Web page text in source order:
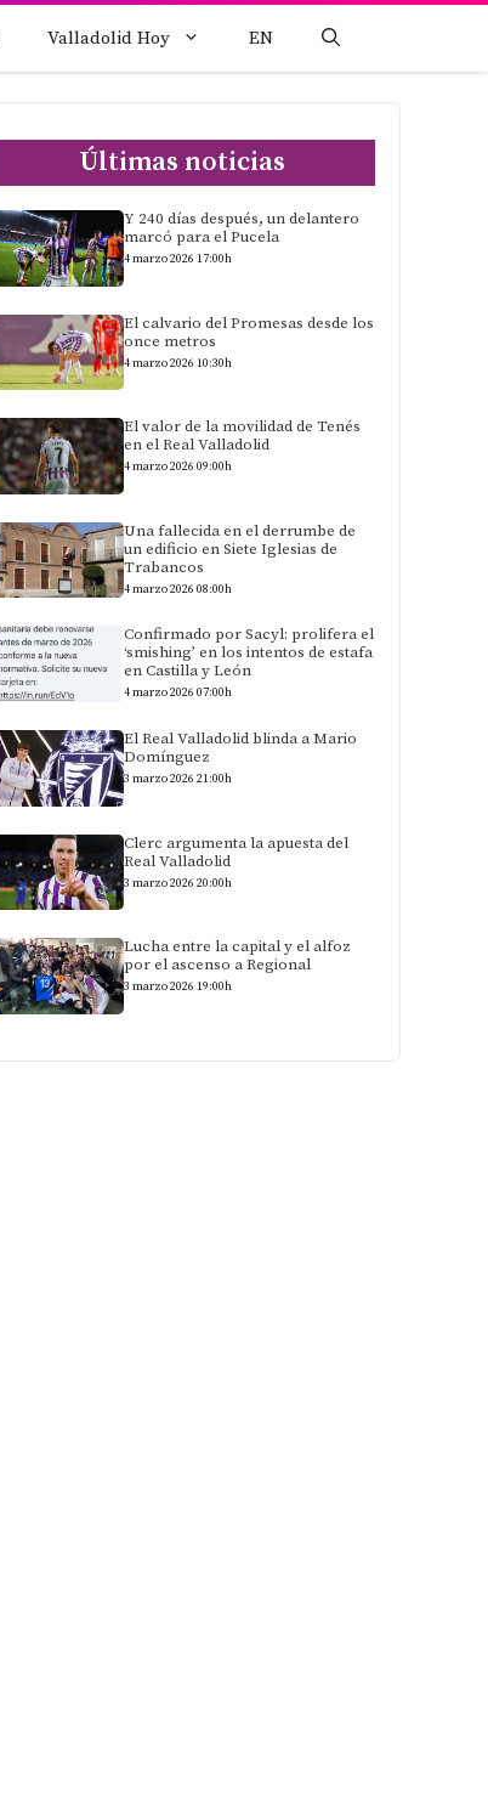
Valladolid Hoy EN
Últimas noticias
Y 240 días después, un delantero
marcó para el Pucela
4 marzo 2026 17:00h
El calvario del Promesas desde los
once metros
4 marzo 2026 10:30h
El valor de la movilidad de Tenés
en el Real Valladolid
4 marzo 2026 09:00h
Una fallecida en el derrumbe de
un edificio en Siete Iglesias de
Trabancos
4 marzo 2026 08:00h
Confirmado por Sacyl: prolifera el
‘smishing’ en los intentos de estafa
en Castilla y León
4 marzo 2026 07:00h
El Real Valladolid blinda a Mario
Domínguez
3 marzo 2026 21:00h
Clerc argumenta la apuesta del
Real Valladolid
3 marzo 2026 20:00h
Lucha entre la capital y el alfoz
por el ascenso a Regional
3 marzo 2026 19:00h